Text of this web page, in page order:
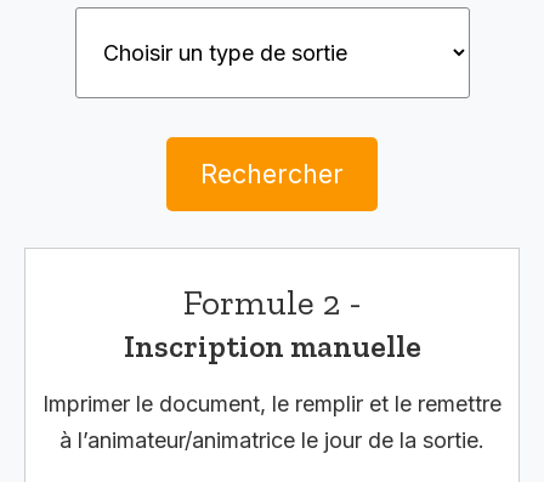
Rechercher
Formule 2 -
Inscription manuelle
Imprimer le document, le remplir et le remettre
à l’animateur/animatrice le jour de la sortie.